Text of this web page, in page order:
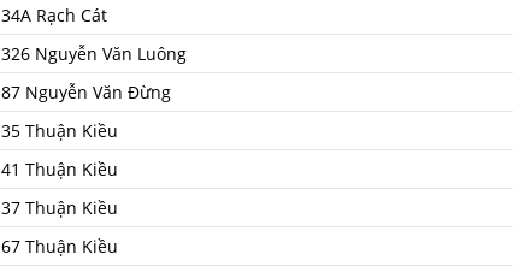
34A Rạch Cát
326 Nguyễn Văn Luông
87 Nguyễn Văn Đừng
35 Thuận Kiều
41 Thuận Kiều
37 Thuận Kiều
67 Thuận Kiều